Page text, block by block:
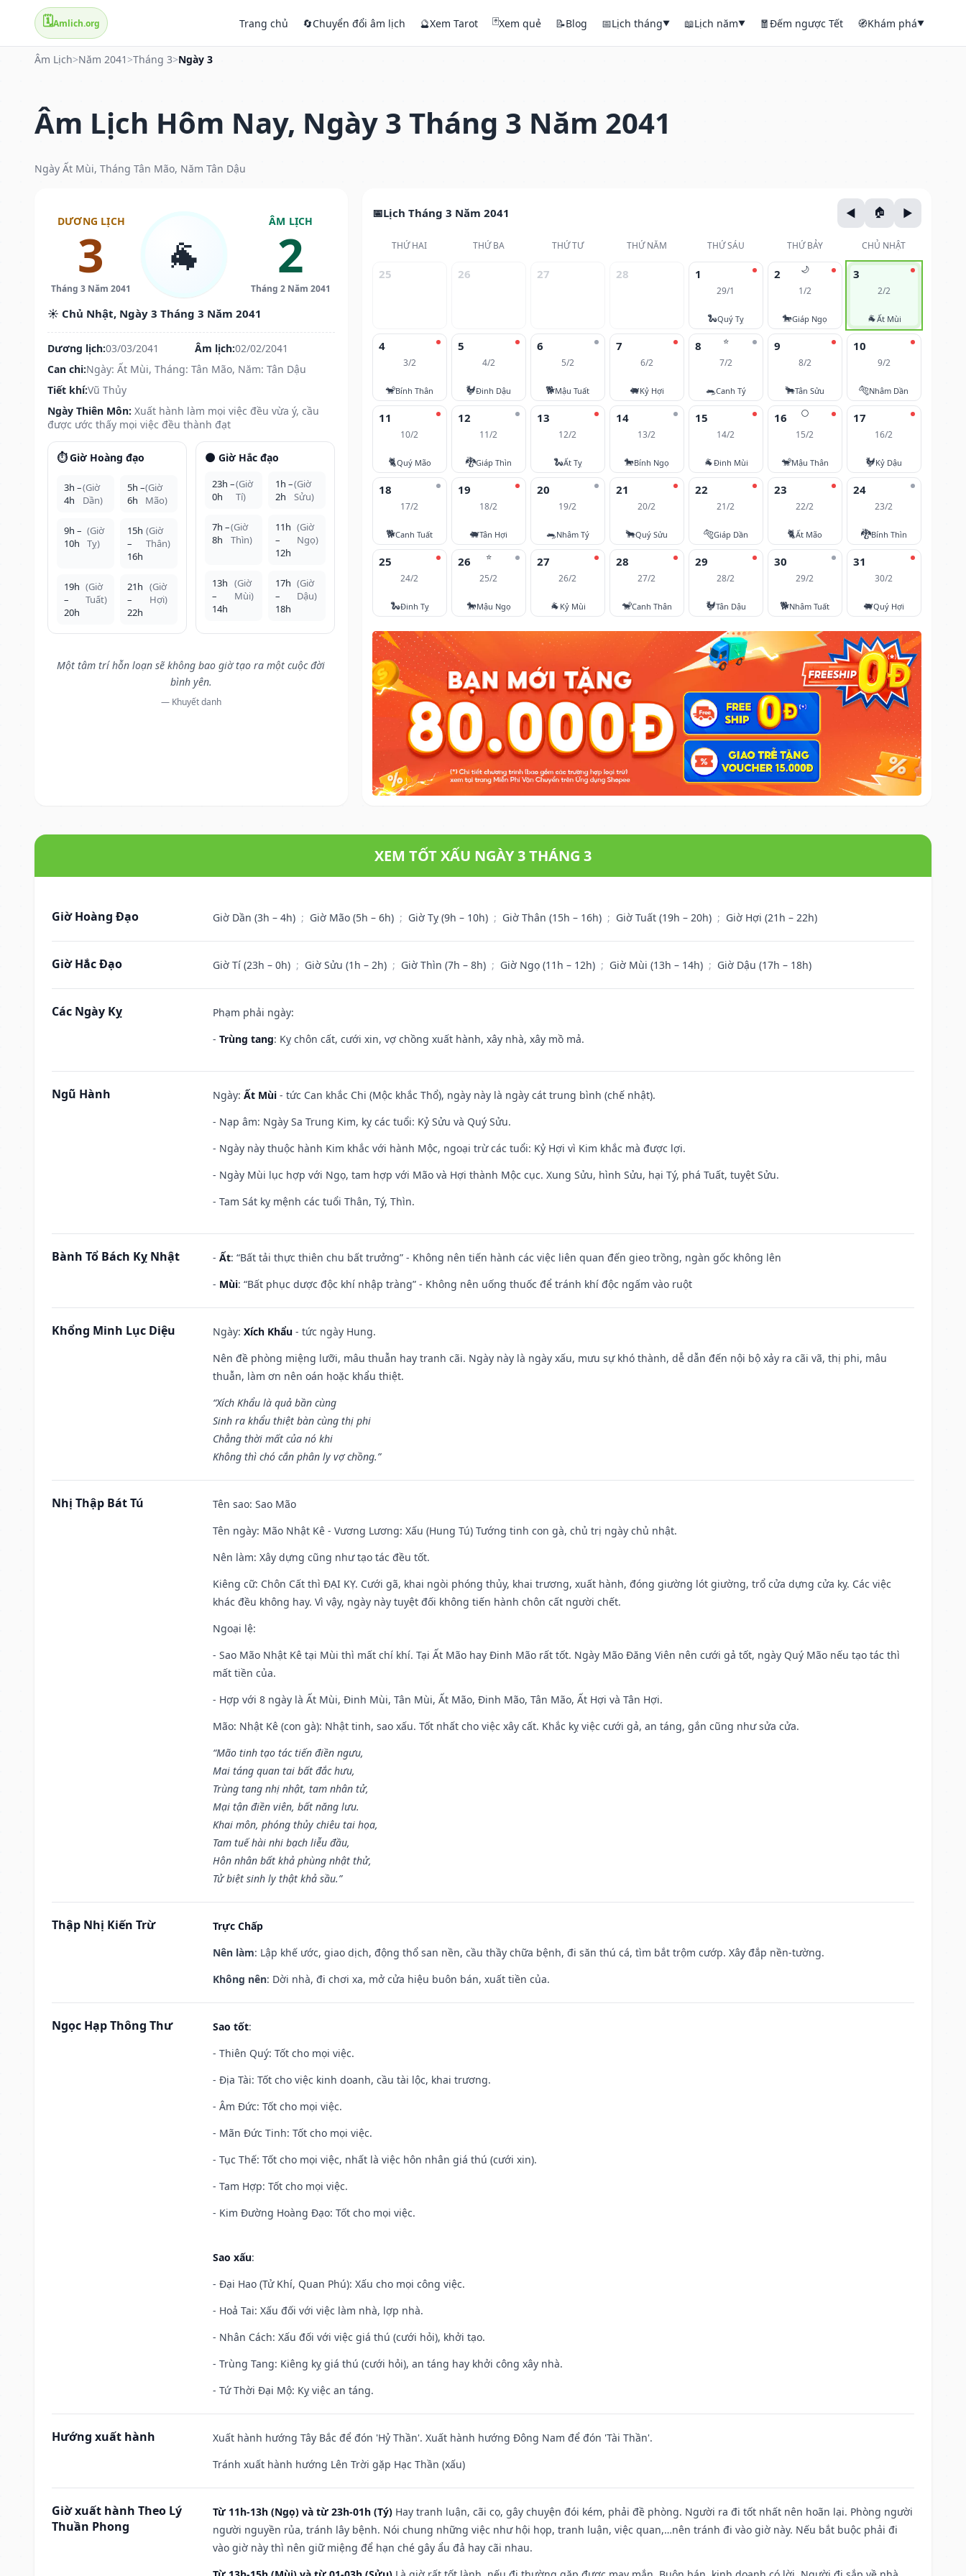
🗓️Amlich.org Trang chủ 🔄Chuyển đổi âm lịch 🔮Xem Tarot 🃏Xem quẻ 📝Blog 📅Lịch tháng▼ 📖Lịch năm▼ 🧧Đếm ngược Tết 🧭Khám phá▼
Âm Lịch>Năm 2041 >Tháng 3>Ngày 3
Âm Lịch Hôm Nay, Ngày 3 Tháng 3 Năm 2041
Ngày Ất Mùi, Tháng Tân Mão, Năm Tân Dậu
DƯƠNG LỊCH
3
Tháng 3 Năm 2041
🐐
ÂM LỊCH
2
Tháng 2 Năm 2041
☀️ Chủ Nhật, Ngày 3 Tháng 3 Năm 2041
Dương lịch:03/03/2041 Âm lịch:02/02/2041
Can chi:Ngày: Ất Mùi, Tháng: Tân Mão, Năm: Tân Dậu
Tiết khí:Vũ Thủy
Ngày Thiên Môn: Xuất hành làm mọi việc đều vừa ý, cầu
được ước thấy mọi việc đều thành đạt
⏱️ Giờ Hoàng đạo
3h –
4h
(Giờ
Dần)
5h –
6h
(Giờ
Mão)
9h –
10h
(Giờ
Tỵ)
15h
–
16h
(Giờ
Thân)
19h
–
20h
(Giờ
Tuất)
21h
–
22h
(Giờ
Hợi)
🌑 Giờ Hắc đạo
23h –
0h
(Giờ
Tí)
1h –
2h
(Giờ
Sửu)
7h –
8h
(Giờ
Thìn)
11h
–
12h
(Giờ
Ngọ)
13h
–
14h
(Giờ
Mùi)
17h
–
18h
(Giờ
Dậu)
Một tâm trí hỗn loạn sẽ không bao giờ tạo ra một cuộc đời
bình yên.
— Khuyết danh
Lịch Tháng 3 Năm 2041
THỨ HAI THỨ BA THỨ TƯ THỨ NĂM THỨ SÁU THỨ BẢY CHỦ NHẬT
25 26 27 28 1
29/1
🐍Quý Tỵ
🌙
2
1/2
🐎Giáp Ngọ
3
2/2
🐐Ất Mùi
4
3/2
🐒Bính Thân
5
4/2
🐓Đinh Dậu
6
5/2
🐕Mậu Tuất
7
6/2
🐖Kỷ Hợi
⭐
8
7/2
🐀Canh Tý
9
8/2
🐂Tân Sửu
10
9/2
🐅Nhâm Dần
11
10/2
🐈Quý Mão
12
11/2
🐉Giáp Thìn
13
12/2
🐍Ất Tỵ
14
13/2
🐎Bính Ngọ
15
14/2
🐐Đinh Mùi
🌕
16
15/2
🐒Mậu Thân
17
16/2
🐓Kỷ Dậu
18
17/2
🐕Canh Tuất
19
18/2
🐖Tân Hợi
20
19/2
🐀Nhâm Tý
21
20/2
🐂Quý Sửu
22
21/2
🐅Giáp Dần
23
22/2
🐈Ất Mão
24
23/2
🐉Bính Thìn
25
24/2
🐍Đinh Tỵ
⭐
26
25/2
🐎Mậu Ngọ
27
26/2
🐐 Kỷ Mùi
28
27/2
🐒Canh Thân
29
28/2
🐓Tân Dậu
30
29/2
🐕Nhâm Tuất
31
30/2
🐖Quý Hợi
XEM TỐT XẤU NGÀY 3 THÁNG 3
Giờ Hoàng Đạo Giờ Dần (3h – 4h) ; Giờ Mão (5h – 6h) ; Giờ Tỵ (9h – 10h) ; Giờ Thân (15h – 16h) ; Giờ Tuất (19h – 20h) ; Giờ Hợi (21h – 22h)
Giờ Hắc Đạo Giờ Tí (23h – 0h) ; Giờ Sửu (1h – 2h) ; Giờ Thìn (7h – 8h) ; Giờ Ngọ (11h – 12h) ; Giờ Mùi (13h – 14h) ; Giờ Dậu (17h – 18h)
Các Ngày Kỵ
Phạm phải ngày:
- Trùng tang: Kỵ chôn cất, cưới xin, vợ chồng xuất hành, xây nhà, xây mồ mả.
Ngũ Hành Ngày: Ất Mùi - tức Can khắc Chi (Mộc khắc Thổ), ngày này là ngày cát trung bình (chế nhật).
- Nạp âm: Ngày Sa Trung Kim, kỵ các tuổi: Kỷ Sửu và Quý Sửu.
- Ngày này thuộc hành Kim khắc với hành Mộc, ngoại trừ các tuổi: Kỷ Hợi vì Kim khắc mà được lợi.
- Ngày Mùi lục hợp với Ngọ, tam hợp với Mão và Hợi thành Mộc cục. Xung Sửu, hình Sửu, hại Tý, phá Tuất, tuyệt Sửu.
- Tam Sát kỵ mệnh các tuổi Thân, Tý, Thìn.
Bành Tổ Bách Kỵ Nhật - Ất: “Bất tải thực thiên chu bất trưởng” - Không nên tiến hành các việc liên quan đến gieo trồng, ngàn gốc không lên
- Mùi: “Bất phục dược độc khí nhập tràng” - Không nên uống thuốc để tránh khí độc ngấm vào ruột
Khổng Minh Lục Diệu Ngày: Xích Khẩu - tức ngày Hung.
Nên đề phòng miệng lưỡi, mâu thuẫn hay tranh cãi. Ngày này là ngày xấu, mưu sự khó thành, dễ dẫn đến nội bộ xảy ra cãi vã, thị phi, mâu
thuẫn, làm ơn nên oán hoặc khẩu thiệt.
“Xích Khẩu là quả bần cùng
Sinh ra khẩu thiệt bàn cùng thị phi
Chẳng thời mất của nó khi
Không thì chó cắn phân ly vợ chồng.”
Nhị Thập Bát Tú Tên sao: Sao Mão
Tên ngày: Mão Nhật Kê - Vương Lương: Xấu (Hung Tú) Tướng tinh con gà, chủ trị ngày chủ nhật.
Nên làm: Xây dựng cũng như tạo tác đều tốt.
Kiêng cữ: Chôn Cất thì ĐẠI KỴ. Cưới gã, khai ngòi phóng thủy, khai trương, xuất hành, đóng giường lót giường, trổ cửa dựng cửa kỵ. Các việc
khác đều không hay. Vì vậy, ngày này tuyệt đối không tiến hành chôn cất người chết.
Ngoại lệ:
- Sao Mão Nhật Kê tại Mùi thì mất chí khí. Tại Ất Mão hay Đinh Mão rất tốt. Ngày Mão Đăng Viên nên cưới gả tốt, ngày Quý Mão nếu tạo tác thì
mất tiền của.
- Hợp với 8 ngày là Ất Mùi, Đinh Mùi, Tân Mùi, Ất Mão, Đinh Mão, Tân Mão, Ất Hợi và Tân Hợi.
Mão: Nhật Kê (con gà): Nhật tinh, sao xấu. Tốt nhất cho việc xây cất. Khắc kỵ việc cưới gả, an táng, gắn cũng như sửa cửa.
“Mão tinh tạo tác tiến điền ngưu,
Mai táng quan tai bất đắc hưu,
Trùng tang nhị nhật, tam nhân tử,
Mại tận điền viên, bất năng lưu.
Khai môn, phóng thủy chiêu tai họa,
Tam tuế hài nhi bạch liễu đầu,
Hôn nhân bất khả phùng nhật thử,
Tử biệt sinh ly thật khả sầu.”
Thập Nhị Kiến Trừ
Trực Chấp
Nên làm: Lập khế ước, giao dịch, động thổ san nền, cầu thầy chữa bệnh, đi săn thú cá, tìm bắt trộm cướp. Xây đắp nền-tường.
Không nên: Dời nhà, đi chơi xa, mở cửa hiệu buôn bán, xuất tiền của.
Ngọc Hạp Thông Thư Sao tốt:
- Thiên Quý: Tốt cho mọi việc.
- Địa Tài: Tốt cho việc kinh doanh, cầu tài lộc, khai trương.
- Âm Đức: Tốt cho mọi việc.
- Mãn Đức Tinh: Tốt cho mọi việc.
- Tục Thế: Tốt cho mọi việc, nhất là việc hôn nhân giá thú (cưới xin).
- Tam Hợp: Tốt cho mọi việc.
- Kim Đường Hoàng Đạo: Tốt cho mọi việc.
Sao xấu:
- Đại Hao (Tử Khí, Quan Phú): Xấu cho mọi công việc.
- Hoả Tai: Xấu đối với việc làm nhà, lợp nhà.
- Nhân Cách: Xấu đối với việc giá thú (cưới hỏi), khởi tạo.
- Trùng Tang: Kiêng kỵ giá thú (cưới hỏi), an táng hay khởi công xây nhà.
- Tứ Thời Đại Mộ: Kỵ việc an táng.
Hướng xuất hành
Xuất hành hướng Tây Bắc để đón 'Hỷ Thần'. Xuất hành hướng Đông Nam để đón 'Tài Thần'.
Tránh xuất hành hướng Lên Trời gặp Hạc Thần (xấu)
Giờ xuất hành Theo Lý
Thuần Phong
Từ 11h-13h (Ngọ) và từ 23h-01h (Tý) Hay tranh luận, cãi cọ, gây chuyện đói kém, phải đề phòng. Người ra đi tốt nhất nên hoãn lại. Phòng người
người nguyền rủa, tránh lây bệnh. Nói chung những việc như hội họp, tranh luận, việc quan,…nên tránh đi vào giờ này. Nếu bắt buộc phải đi
vào giờ này thì nên giữ miệng để hạn ché gây ẩu đả hay cãi nhau.